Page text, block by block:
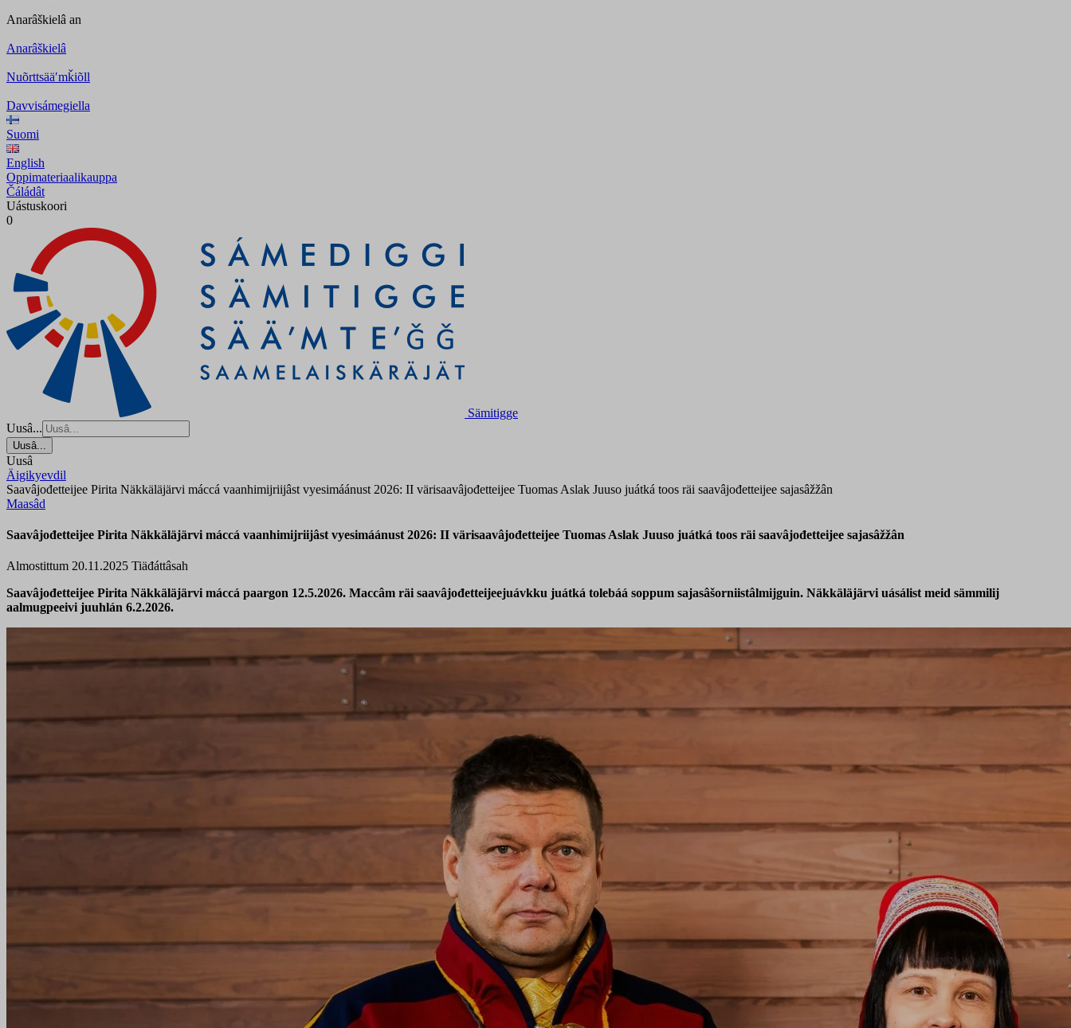
Anarâškielâ an
Anarâškielâ
Nuõrttsääʹmǩiõll
Davvisámegiella
Suomi
English
Oppimateriaalikauppa
Čáládât
Uástuskoori
0
Sämitigge
Uusâ...
Uusâ...
Uusâ
Äigikyevdil
Saavâjođetteijee Pirita Näkkäläjärvi máccá vaanhimijriijâst vyesimáánust 2026: II värisaavâjođetteijee Tuomas Aslak Juuso juátká toos räi saavâjođetteijee sajasâžžân
Maasâd
Saavâjođetteijee Pirita Näkkäläjärvi máccá vaanhimijriijâst vyesimáánust 2026: II värisaavâjođetteijee Tuomas Aslak Juuso juátká toos räi saavâjođetteijee sajasâžžân
Almostittum 20.11.2025 Tiäđáttâsah
Saavâjođetteijee Pirita Näkkäläjärvi máccá paargon 12.5.2026. Maccâm räi saavâjođetteijeejuávkku juátká tolebáá soppum sajasâšorniistâlmijguin. Näkkäläjärvi uásálist meid sämmilij
aalmugpeeivi juuhlán 6.2.2026.